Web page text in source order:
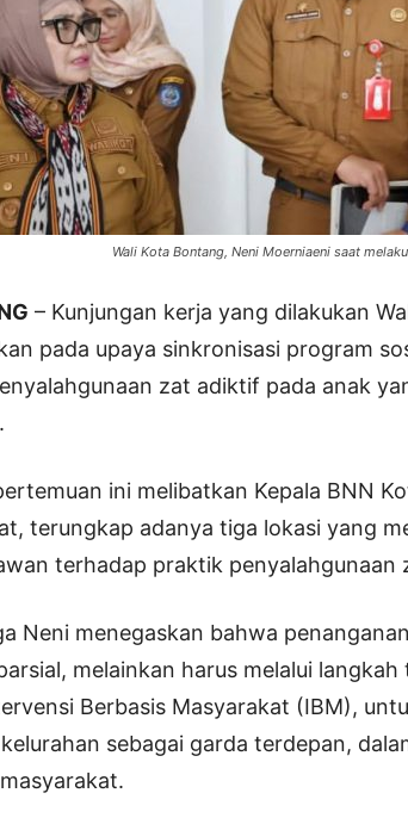
Wali Kota Bontang, Neni Moerniaeni saat
– Kunjungan kerja yang dilakukan
pada upaya sinkronisasi program
zat adiktif pada anak
ini melibatkan Kepala BNN
terungkap adanya tiga lokasi yang
terhadap praktik
Neni menegaskan bahwa
melainkan harus melalui
Berbasis Masyarakat (IBM),
sebagai garda terdepan,